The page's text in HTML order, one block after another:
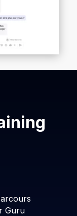
Guru